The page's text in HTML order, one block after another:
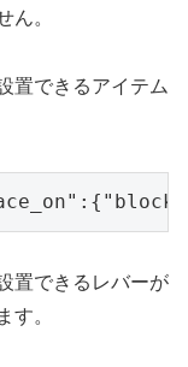
ん。
置できるアイテム
置できるレバーが
す。